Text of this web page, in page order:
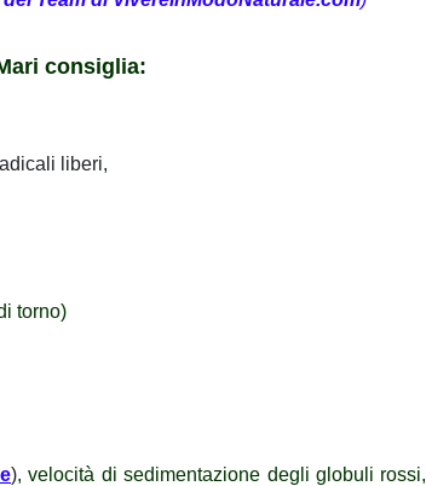
consiglia:
liberi,
torno)
),velocità di sedimentazione degli globuli rossi,